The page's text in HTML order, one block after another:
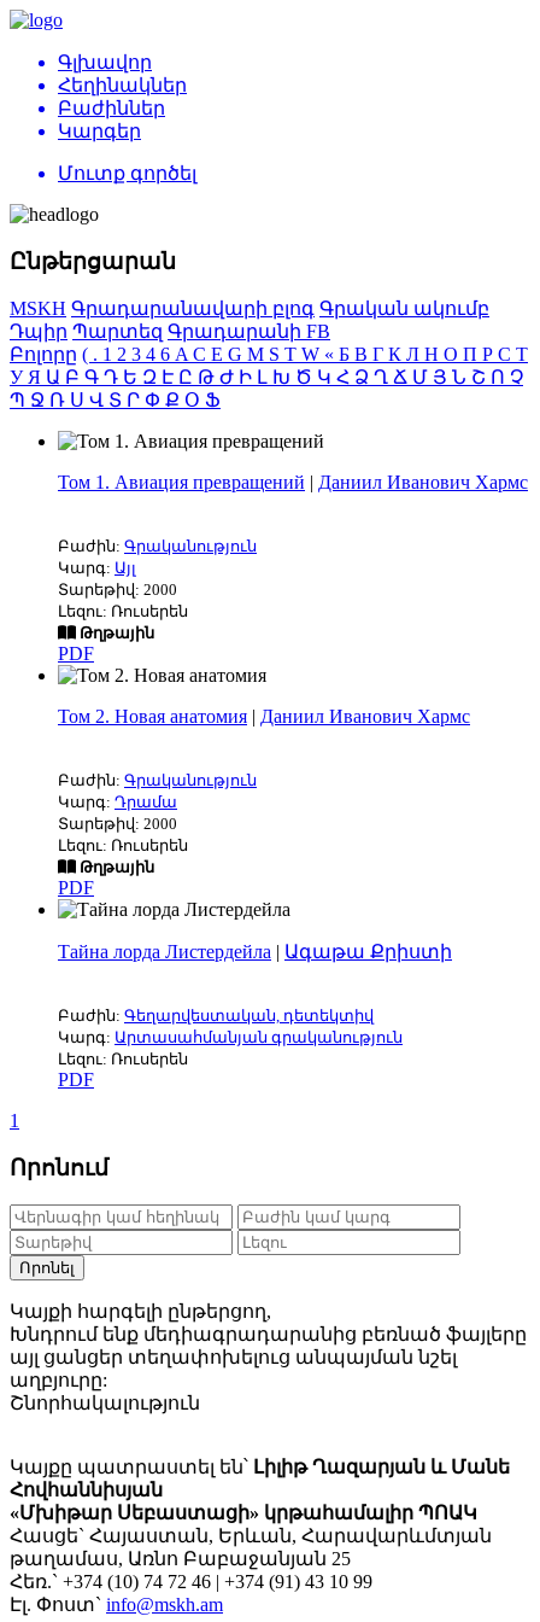
Գլխավոր
Հեղինակներ
Բաժիններ
Կարգեր
Մուտք գործել
Ընթերցարան
MSKH Գրադարանավարի բլոգ Գրական ակումբ
Դպիր Պարտեզ Գրադարանի FB
Բոլորը ( . 1 2 3 4 6 AC E G M S T W « Б В Г К Л Н О П Р С Т
УЯ Ա Բ Գ Դ Ե Զ Է Ը Թ Ժ Ի Լ Խ Ծ Կ Հ Ձ Ղ Ճ Մ Յ Ն Շ Ո Չ
Պ Ջ Ռ Ս Վ Տ Ր Փ Ք Օ Ֆ
Том 1. Авиация превращений | Даниил Иванович Хармс
Բաժին: Գրականություն
Կարգ: Այլ
Տարեթիվ: 2000
Լեզու: Ռուսերեն
Թղթային
PDF
Том 2. Новая анатомия | Даниил Иванович Хармс
Բաժին: Գրականություն
Կարգ: Դրամա
Տարեթիվ: 2000
Լեզու: Ռուսերեն
Թղթային
PDF
Тайна лорда Листердейла | Ագաթա Քրիստի
Բաժին: Գեղարվեստական, դետեկտիվ
Կարգ: Արտասահմանյան գրականություն
Լեզու: Ռուսերեն
PDF
1
Որոնում
Որոնել
Կայքի հարգելի ընթերցող,
Խնդրում ենք մեդիագրադարանից բեռնած ֆայլերը
այլ ցանցեր տեղափոխելուց անպայման նշել
աղբյուրը:
Շնորհակալություն
Կայքը պատրաստել են՝ Լիլիթ Ղազարյան և Մանե
Հովհաննիսյան
«Մխիթար Սեբաստացի» կրթահամալիր ՊՈԱԿ
Հասցե` Հայաստան, Երևան, Հարավարևմտյան
թաղամաս, Առնո Բաբաջանյան 25
Հեռ.` +374 (10) 74 72 46 | +374 (91) 43 10 99
Էլ. Փոստ` info@mskh.am